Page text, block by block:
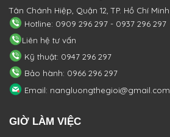
Tân Chánh Hiệp, Quận 12, TP. Hồ Chí Minh
Hotline: 0909 296 297 - 0937 296 297
Liên hệ tư vấn
Kỹ thuật: 0947 296 297
Bảo hành: 0966 296 297
Email: nangluongthegioi@gmail.com
GIỜ LÀM VIỆC